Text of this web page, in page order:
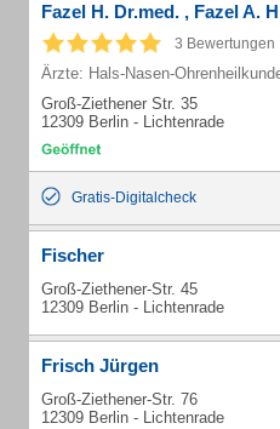
Fazel H. Dr.med. , Fazel A.
3 Bewertungen
Ärzte: Hals-Nasen-
Groß-Ziethener Str. 35
12309 Berlin - Lichtenrade
Gratis-Digitalcheck
Fischer
Groß-Ziethener-Str. 45
12309 Berlin - Lichtenrade
Frisch Jürgen
Groß-Ziethener-Str. 76
12309 Berlin - Lichtenrade